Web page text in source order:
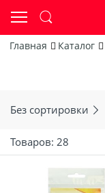
Главная Каталог
Без сортировки
Товаров: 28